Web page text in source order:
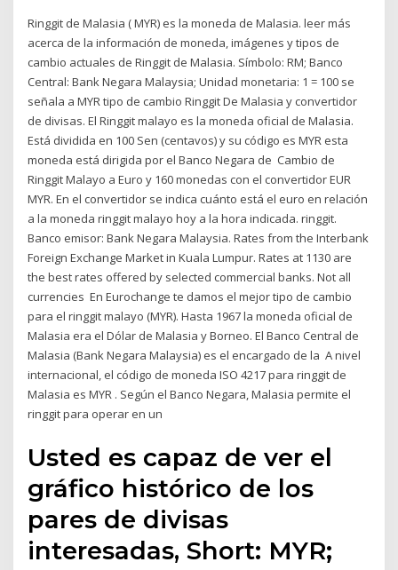
Ringgit de Malasia ( MYR) es la moneda de Malasia. leer más
acerca de la información de moneda, imágenes y tipos de
cambio actuales de Ringgit de Malasia. Símbolo: RM; Banco
Central: Bank Negara Malaysia; Unidad monetaria: 1 = 100 se
señala a MYR tipo de cambio Ringgit De Malasia y convertidor
de divisas. El Ringgit malayo es la moneda oficial de Malasia.
Está dividida en 100 Sen (centavos) y su código es MYR esta
moneda está dirigida por el Banco Negara de Cambio de
Ringgit Malayo a Euro y 160 monedas con el convertidor EUR
MYR. En el convertidor se indica cuánto está el euro en relación
a la moneda ringgit malayo hoy a la hora indicada. ringgit.
Banco emisor: Bank Negara Malaysia. Rates from the Interbank
Foreign Exchange Market in Kuala Lumpur. Rates at 1130 are
the best rates offered by selected commercial banks. Not all
currencies En Eurochange te damos el mejor tipo de cambio
para el ringgit malayo (MYR). Hasta 1967 la moneda oficial de
Malasia era el Dólar de Malasia y Borneo. El Banco Central de
Malasia (Bank Negara Malaysia) es el encargado de la A nivel
internacional, el código de moneda ISO 4217 para ringgit de
Malasia es MYR . Según el Banco Negara, Malasia permite el
ringgit para operar en un
Usted es capaz de ver el
gráfico histórico de los
pares de divisas
interesadas, Short: MYR;